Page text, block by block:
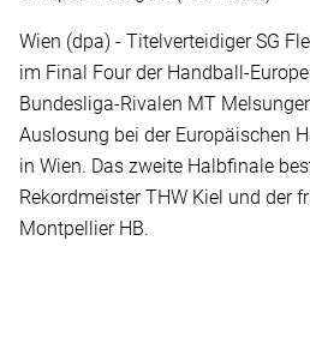
Wien (dpa) - Titelverteidiger SG
im Final Four der Handball-
Bundesliga-Rivalen MT
Auslosung bei der Europäischen
in Wien. Das zweite Halbfinale
Rekordmeister THW Kiel und der
Montpellier HB.